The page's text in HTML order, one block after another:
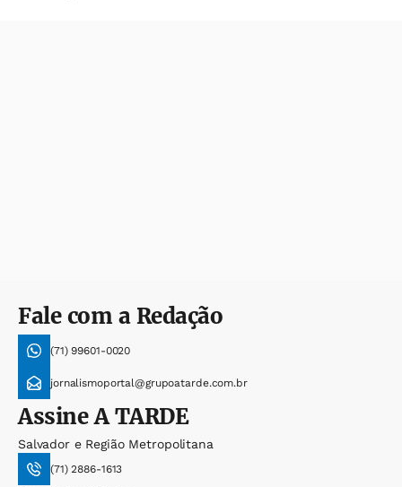
Fale com a Redação
(71) 99601-0020
jornalismoportal@grupoatarde.com.br
AssineA TARDE
Salvador e Região Metropolitana
(71) 2886-1613